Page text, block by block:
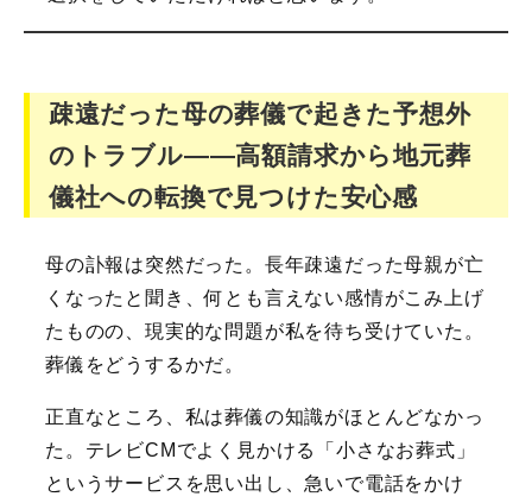
疎遠だった母の葬儀で起きた予想外
のトラブル――高額請求から地元葬
儀社への転換で見つけた安心感
母の訃報は突然だった。長年疎遠だった母親が亡
くなったと聞き、何とも言えない感情がこみ上げ
たものの、現実的な問題が私を待ち受けていた。
葬儀をどうするかだ。
正直なところ、私は葬儀の知識がほとんどなかっ
た。テレビCMでよく見かける「小さなお葬式」
というサービスを思い出し、急いで電話をかけ